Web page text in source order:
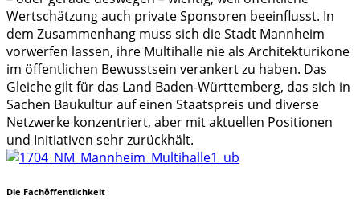
Wertschätzung auch private Sponsoren beeinflusst. In
dem Zusammenhang muss sich die Stadt Mannheim
vorwerfen lassen, ihre Multihalle nie als Architekturikone
im öffentlichen Bewusstsein verankert zu haben. Das
Gleiche gilt für das Land Baden-Württemberg, das sich in
Sachen Baukultur auf einen Staatspreis und diverse
Netzwerke konzentriert, aber mit aktuellen Positionen
und Initiativen sehr zurückhält.
Die Fachöffentlichkeit